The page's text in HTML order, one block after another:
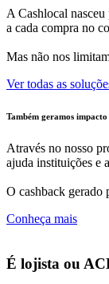
A Cashlocal
a cada compra no
Mas não nos
Ver todas as
Também geramos impacto
Através no nosso
ajuda instituições e
O cashback gerado
Conheça mais
É lojista ou